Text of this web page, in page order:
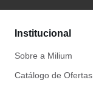
Institucional
Sobre a Milium
Catálogo de Ofertas